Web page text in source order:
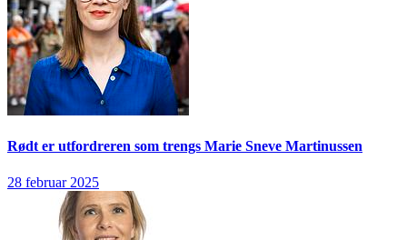
Rødt er utfordreren som trengs Marie Sneve Martinussen
28 februar 2025